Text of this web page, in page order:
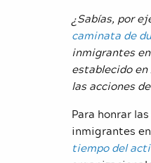
¿Sabías, por
caminata de
inmigrantes
establecido en
las acciones
Para honrar
inmigrantes
tiempo del